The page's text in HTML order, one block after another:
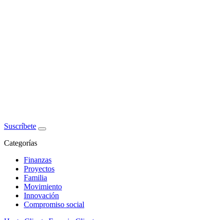
Suscríbete
Categorías
Finanzas
Proyectos
Familia
Movimiento
Innovación
Compromiso social